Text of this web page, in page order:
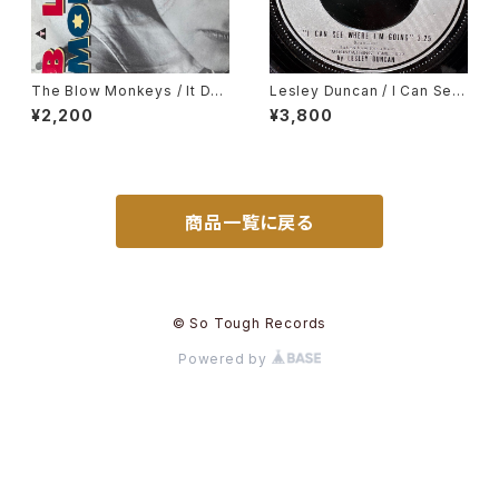
The Blow Monkeys / It Do
esn't Have To Be This Way
¥2,200
Lesley Duncan / I Can See
Where I'm Going
¥3,800
商品一覧に戻る
© So Tough Records
Powered by